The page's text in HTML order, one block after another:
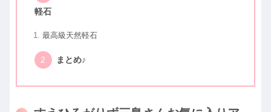
軽石
最高級天然軽石
まとめ♪